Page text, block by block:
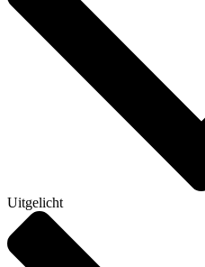
Uitgelicht